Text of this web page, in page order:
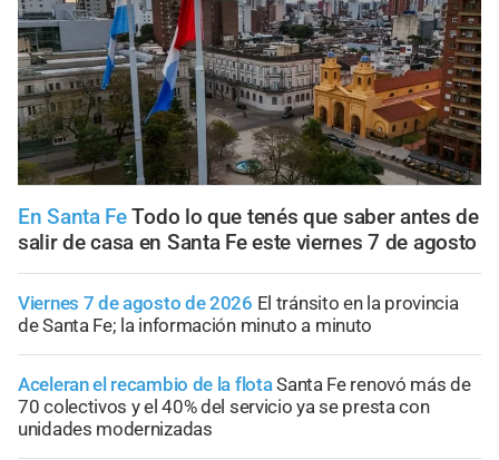
En Santa FeTodo lo que tenés que saber antes de
salir de casa en Santa Fe este viernes 7 de agosto
Viernes 7 de agosto de 2026 El tránsito en la provincia
de Santa Fe; la información minuto a minuto
Aceleran el recambio de la flotaSanta Fe renovó más de
70 colectivos y el 40% del servicio ya se presta con
unidades modernizadas